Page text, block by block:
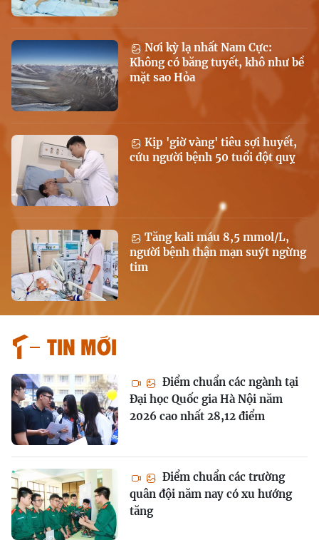
Nơi kỳ lạ nhất Nam Cực:
Không có băng tuyết, khô như bề
mặt sao Hỏa
Kịp 'giờ vàng' tiêu sợi huyết,
cứu người bệnh 50 tuổi đột quỵ
Tăng kali máu 8,5 mmol/L,
người bệnh thận mạn suýt ngừng
tim
Tin mới
Điểm chuẩn các ngành tại
Đại học Quốc gia Hà Nội năm
2026 cao nhất 28,12 điểm
Điểm chuẩn các trường
quân đội năm nay có xu hướng
tăng